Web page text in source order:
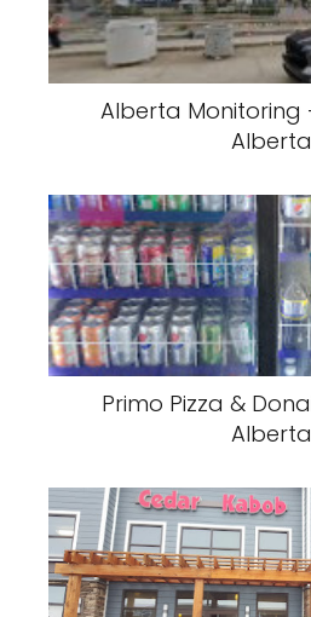
Alberta Monitoring
Alberta
Primo Pizza &
Alberta